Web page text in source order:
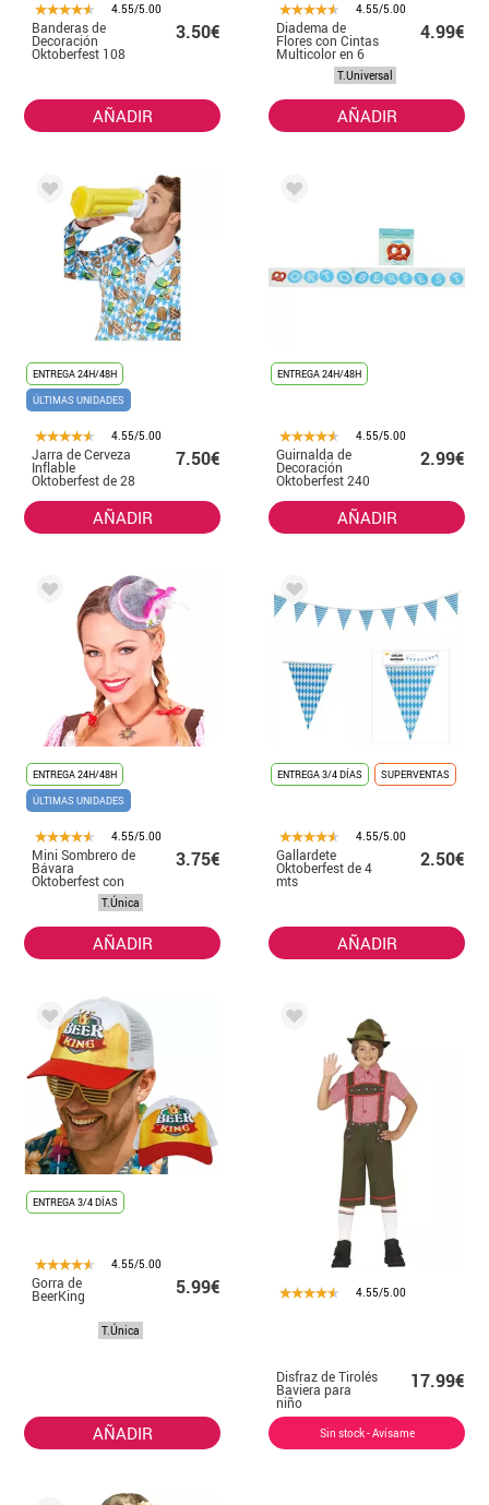
4.55/5.00
Banderas de
Decoración
Oktoberfest 108
3.50€
AÑADIR
4.55/5.00
Diadema de
Flores con Cintas
Multicolor en 6
modelos surtidos
4.99€
T.Universal
AÑADIR
ENTREGA 24H/48H
ÚLTIMAS UNIDADES
4.55/5.00
Jarra de Cerveza
Inflable
Oktoberfest de 28
7.50€
AÑADIR
ENTREGA 24H/48H
4.55/5.00
Guirnalda de
Decoración
Oktoberfest 240
2.99€
AÑADIR
ENTREGA 24H/48H
ÚLTIMAS UNIDADES
4.55/5.00
Mini Sombrero de
Bávara
Oktoberfest con
Flor y Plumas
3.75€
T.Única
AÑADIR
ENTREGA 3/4 DÍAS SUPERVENTAS
4.55/5.00
Gallardete
Oktoberfest de 4
mts
2.50€
AÑADIR
ENTREGA 3/4 DÍAS
4.55/5.00
Gorra de
BeerKing 5.99€
T.Única
AÑADIR
4.55/5.00
Disfraz de Tirolés
Baviera para
niño
17.99€
Sin stock - Avísame